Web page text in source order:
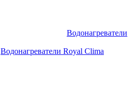
Водонагреватели
Водонагреватели Royal Clima